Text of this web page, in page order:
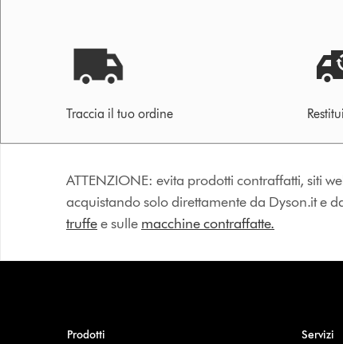
Traccia il tuo ordine
ATTENZIONE: evita prodotti contraffatti, siti
acquistando solo direttamente da Dyson.it e
truffee sulle macchine contraffatte.
Prodotti Servizi